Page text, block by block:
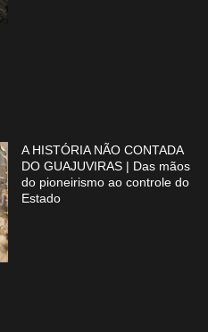
A HISTÓRIA NÃO CONTADA
DO GUAJUVIRAS | Das mãos
do pioneirismo ao controle do
Estado